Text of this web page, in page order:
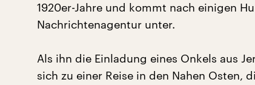
1920er-Jahre und kommt nach einigen
Nachrichtenagentur unter.
Als ihn die Einladung eines Onkels aus
sich zu einer Reise in den Nahen Osten,